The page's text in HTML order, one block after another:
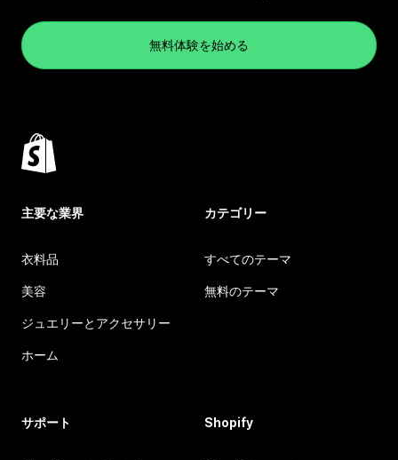
無料体験を始める
主要な業界
衣料品
美容
ジュエリーとアクセサリー
ホーム
カテゴリー
すべてのテーマ
無料のテーマ
サポート Shopify